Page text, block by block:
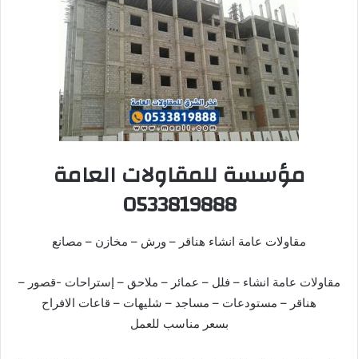
مؤسسة للمقاولات العامة
0533819888
مقاولات عامة انشاء هناقر – ورش – مخازن – مصانع
مقاولات عامة انشاء – فلل – عمائر – ملاحق – إستراحات -قصور –
هناقر – مستودعات – مساجد – شليهات – قاعات الافراح
بسعر مناسب للعمل